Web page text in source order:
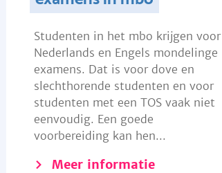
Studenten in het mbo krijgen voor
Nederlands en Engels mondelinge
examens. Dat is voor dove en
slechthorende studenten en voor
studenten met een TOS vaak niet
eenvoudig. Een goede
voorbereiding kan hen...
Meer informatie